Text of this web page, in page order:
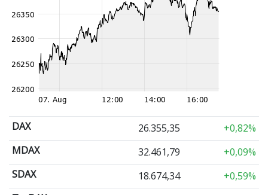
DAX 26.355,35
+0,82%
MDAX
32.461,79
+0,09%
SDAX
18.674,34
+0,59%